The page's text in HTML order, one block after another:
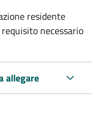
residente
necessario
allegare